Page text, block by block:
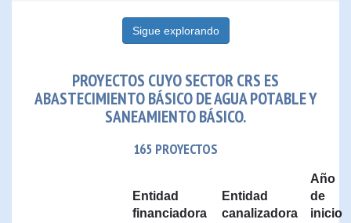
Sigue explorando
PROYECTOS CUYO SECTOR CRS ES
ABASTECIMIENTO BÁSICO DE AGUA POTABLE Y
SANEAMIENTO BÁSICO.
165 PROYECTOS
Entidad
financiadora
Entidad
canalizadora
Año
de
inicio